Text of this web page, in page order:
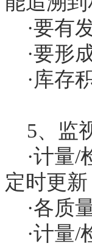
·要有
·要形
·库存
5、监
·计量/
定时更新
·各质
·计量/